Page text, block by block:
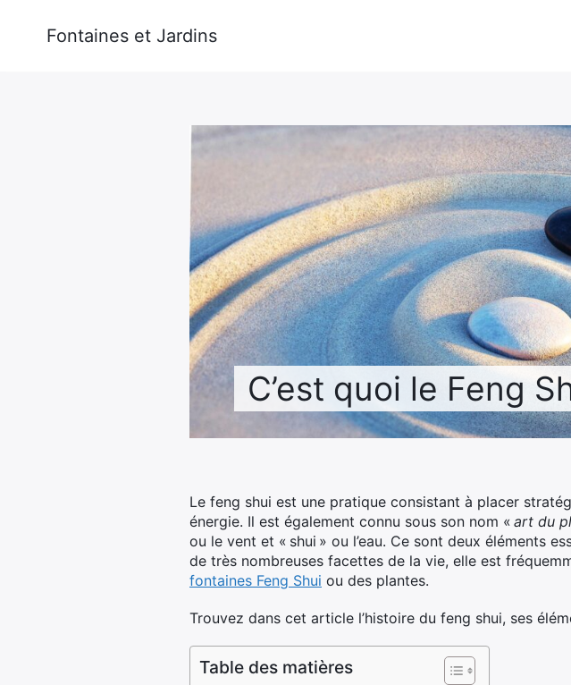
C’est quoi le Feng
Le feng shui est une pratique consistant à placer
énergie. Il est également connu sous son nom « art du
ou le vent et « shui » ou l’eau. Ce sont deux éléments
de très nombreuses facettes de la vie, elle est
fontaines Feng Shui ou des plantes.
Trouvez dans cet article l’histoire du feng shui, ses
Table des matières
Fontaines et Jardins